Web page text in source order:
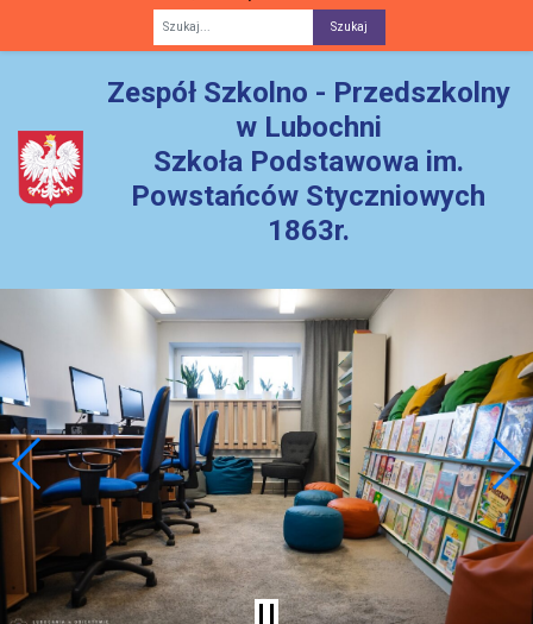
Zespół Szkolno - Przedszkolny
w Lubochni
Szkoła Podstawowa im.
Powstańców Styczniowych
1863r.